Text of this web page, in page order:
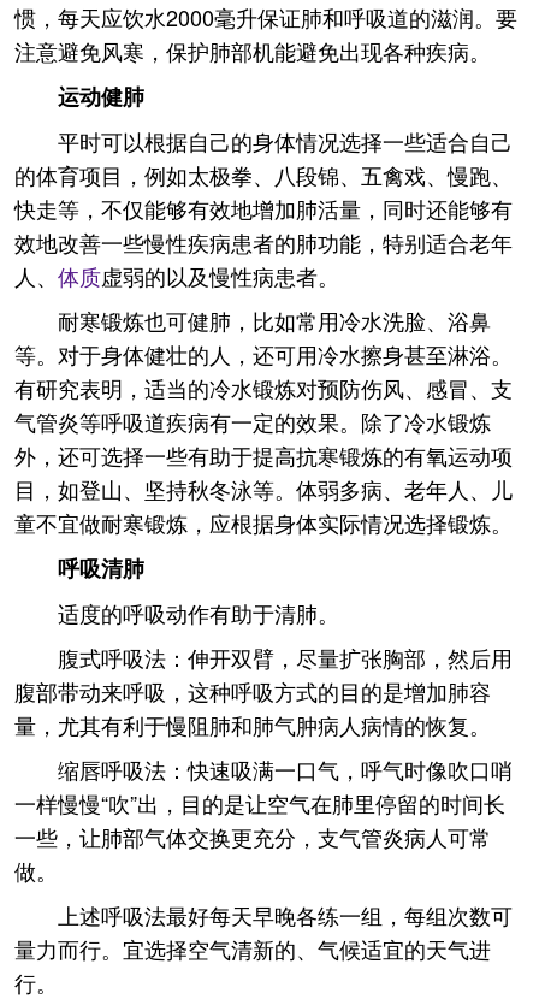
惯，每天应饮水2000毫升保证肺和呼吸道的滋润。要
注意避免风寒，保护肺部机能避免出现各种疾病。
运动健肺
平时可以根据自己的身体情况选择一些适合自己
的体育项目，例如太极拳、八段锦、五禽戏、慢跑、
快走等，不仅能够有效地增加肺活量，同时还能够有
效地改善一些慢性疾病患者的肺功能，特别适合老年
人、 体质虚弱的以及慢性病患者。
耐寒锻炼也可健肺，比如常用冷水洗脸、浴鼻
等。对于身体健壮的人，还可用冷水擦身甚至淋浴。
有研究表明，适当的冷水锻炼对预防伤风、感冒、支
气管炎等呼吸道疾病有一定的效果。除了冷水锻炼
外，还可选择一些有助于提高抗寒锻炼的有氧运动项
目，如登山、坚持秋冬泳等。体弱多病、老年人、儿
童不宜做耐寒锻炼，应根据身体实际情况选择锻炼。
呼吸清肺
适度的呼吸动作有助于清肺。
腹式呼吸法：伸开双臂，尽量扩张胸部，然后用
腹部带动来呼吸，这种呼吸方式的目的是增加肺容
量，尤其有利于慢阻肺和肺气肿病人病情的恢复。
缩唇呼吸法：快速吸满一口气，呼气时像吹口哨
一样慢慢“吹”出，目的是让空气在肺里停留的时间长
一些，让肺部气体交换更充分，支气管炎病人可常
做。
上述呼吸法最好每天早晚各练一组，每组次数可
量力而行。宜选择空气清新的、气候适宜的天气进
行。